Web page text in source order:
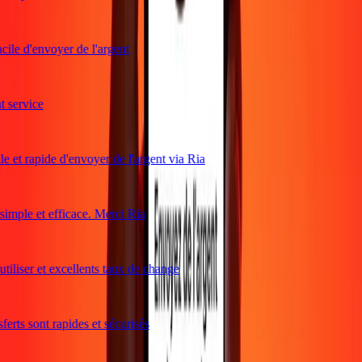
d'envoyer de l'argent
rapide d'envoyer de l'argent via Ria
et efficace. Merci Ria
et excellents taux de change
sont rapides et sécurisés